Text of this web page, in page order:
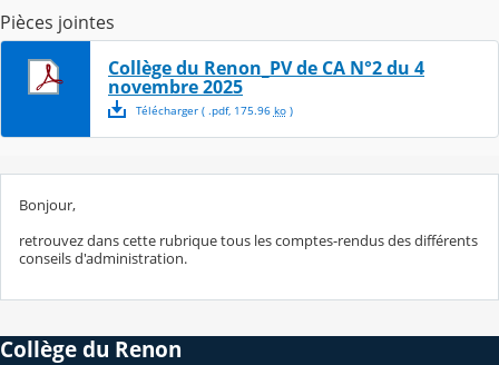
Pièces jointes
Collège du Renon_PV de CA N°2 du 4
novembre 2025
Télécharger( .pdf, 175.96 ko)
Bonjour,
retrouvez dans cette rubrique tous les comptes-rendus des différents
conseils d'administration.
Collège du Renon